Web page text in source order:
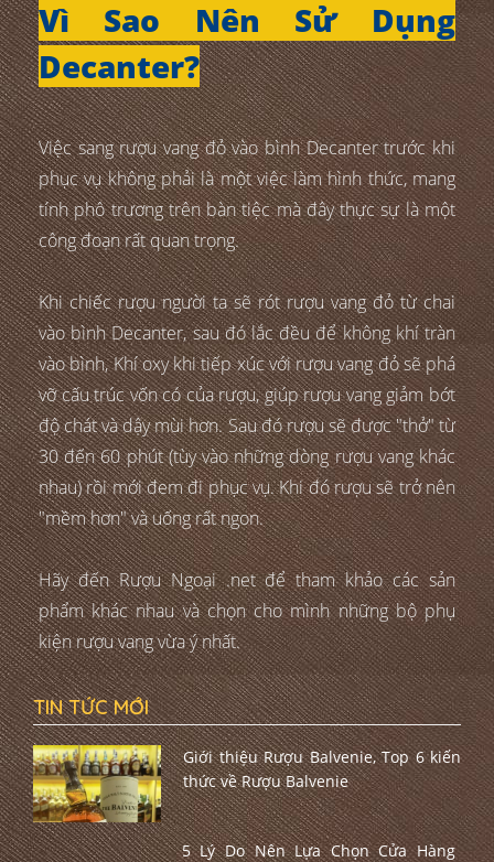
Vì Sao Nên Sử Dụng
Decanter?
Việc sang rượu vang đỏ vào bình Decanter trước khi
phục vụ không phải là một việc làm hình thức, mang
tính phô trương trên bàn tiệc mà đây thực sự là một
công đoạn rất quan trọng.
Khi chiếc rượu người ta sẽ rót rượu vang đỏ từ chai
vào bình Decanter, sau đó lắc đều để không khí tràn
vào bình, Khí oxy khi tiếp xúc với rượu vang đỏ sẽ phá
vỡ cấu trúc vốn có của rượu, giúp rượu vang giảm bớt
độ chát và dậy mùi hơn. Sau đó rượu sẽ được "thở" từ
30 đến 60 phút (tùy vào những dòng rượu vang khác
nhau) rồi mới đem đi phục vụ. Khi đó rượu sẽ trở nên
"mềm hơn" và uống rất ngon.
Hãy đến Rượu Ngoại .net để tham khảo các sản
phẩm khác nhau và chọn cho mình những bộ phụ
kiện rượu vang vừa ý nhất.
TIN TỨC MỚI
Giới thiệu Rượu Balvenie, Top 6 kiến
thức về Rượu Balvenie
5 Lý Do Nên Lựa Chọn Cửa Hàng